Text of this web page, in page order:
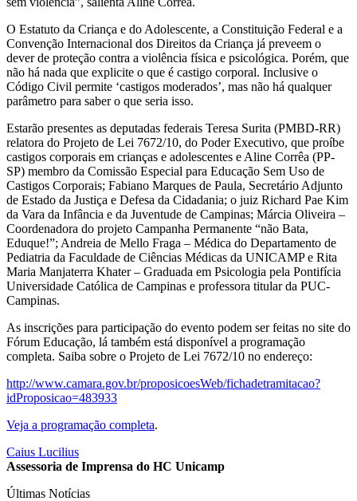
O Estatuto da Criança e do Adolescente, a Constituição Federal e a
Convenção Internacional dos Direitos da Criança já preveem o
dever de proteção contra a violência física e psicológica. Porém, que
não há nada que explicite o que é castigo corporal. Inclusive o
Código Civil permite ‘castigos moderados’, mas não há qualquer
parâmetro para saber o que seria isso.
Estarão presentes as deputadas federais Teresa Surita (PMBD-RR)
relatora do Projeto de Lei 7672/10, do Poder Executivo, que proíbe
castigos corporais em crianças e adolescentes e Aline Corrêa (PP-
SP) membro da Comissão Especial para Educação Sem Uso de
Castigos Corporais; Fabiano Marques de Paula, Secretário Adjunto
de Estado da Justiça e Defesa da Cidadania; o juiz Richard Pae Kim
da Vara da Infância e da Juventude de Campinas; Márcia Oliveira –
Coordenadora do projeto Campanha Permanente “não Bata,
Eduque!”; Andreia de Mello Fraga – Médica do Departamento de
Pediatria da Faculdade de Ciências Médicas da UNICAMP e Rita
Maria Manjaterra Khater – Graduada em Psicologia pela Pontifícia
Universidade Católica de Campinas e professora titular da PUC-
Campinas.
As inscrições para participação do evento podem ser feitas no site do
Fórum Educação, lá também está disponível a programação
completa. Saiba sobre o Projeto de Lei 7672/10 no endereço:
http://www.camara.gov.br/proposicoesWeb/fichadetramitacao?
idProposicao=483933
Veja a programação completa.
Caius Lucilius
Assessoria de Imprensa do HC Unicamp
Últimas Notícias